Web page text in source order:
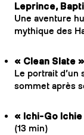
Leprince,
Une aventure
mythique des
« Clean Slate
Le portrait
sommet après
« Ichi-Go
(13 min)